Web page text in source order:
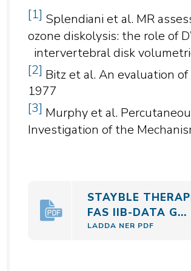
[1] Splendiani et al. MR
ozone diskolysis: the role of
intervertebral disk
[2] Bitz et al. An evaluation
1977
[3] Murphy et al.
Investigation of the
STAYBLE
FAS IIB-DATA G...
LADDA NER PDF